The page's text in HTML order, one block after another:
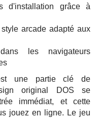
d'installation grâce à
arcade adapté aux
les navigateurs
une partie clé de
original DOS se
immédiat, et cette
jouez en ligne. Le jeu